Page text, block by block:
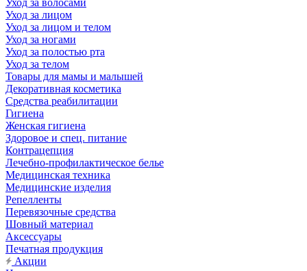
Уход за волосами
Уход за лицом
Уход за лицом и телом
Уход за ногами
Уход за полостью рта
Уход за телом
Товары для мамы и малышей
Декоративная косметика
Средства реабилитации
Гигиена
Женская гигиена
Здоровое и спец. питание
Контрацепция
Лечебно-профилактическое белье
Медицинская техника
Медицинские изделия
Репелленты
Перевязочные средства
Шовный материал
Аксессуары
Печатная продукция
Акции